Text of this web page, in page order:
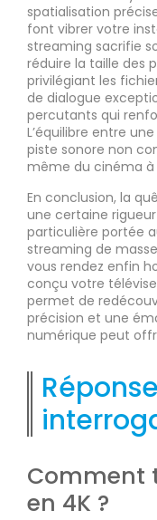
spatialisation
font vibrer votre
streaming sacrifie
réduire la taille des
privilégiant les
de dialogue
percutants qui
L’équilibre entre
piste sonore non
même du cinéma
En conclusion, la
une certaine
particulière portée
streaming de
vous rendez enfin
conçu votre
permet de
précision et une
numérique peut
Comment
en 4K ?